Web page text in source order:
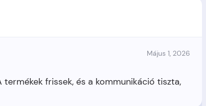
Május 1, 2026
frissek, és a kommunikáció tiszta,